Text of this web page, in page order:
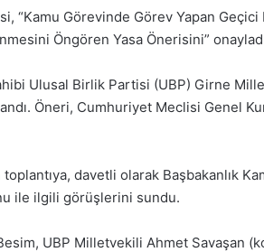
“Kamu Görevinde Görev Yapan
Öngören Yasa Önerisini”
Ulusal Birlik Partisi (UBP) Girne
Öneri, Cumhuriyet Meclisi Genel
davetli olarak Başbakanlık
ile ilgili görüşlerini sundu.
UBP Milletvekili Ahmet Savaşan